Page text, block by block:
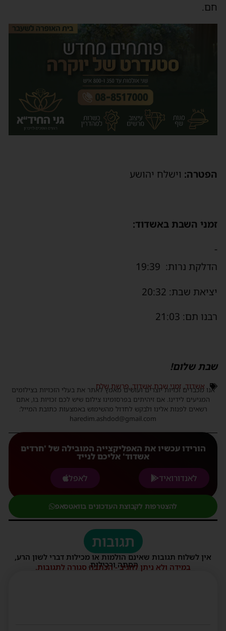
חם.
הפטרה: וישלח יהושע
זמני השבת באשדוד:
-
הדלקת נרות: 19:39
יציאת שבת: 20:32
רבנו תם: 21:03
שבת שלום!
אשדוד, זמני שבת אשדוד,פרשת שלח
אנו מכבדים זכויות יוצרים ועושים מאמץ לאתר את בעלי הזכויות בצילומים
המגיעים לידינו. אם זיהיתים בפרסומינו צילום שיש לכם זכויות בו, אתם
רשאים לפנות אלינו ולבקש לחדול מהשימוש באמצעות כתובת המייל:
haredim.ashdod@gmail.com
הורידו עכשיו את האפליקצייה המובילה של 'חרדים
אשדוד' אליכם לנייד
לאנדורואיד
לאפל
להצטרפות לקבוצת העדכונים בוואטסאפ
תגובות
אין לשלוח תגובות שאינם הולמות או מכילות דברי לשון הרע,
הסתה ורכילות.
במידה ולא ניתן להגיב - הכתבה סגורה לתגובות.